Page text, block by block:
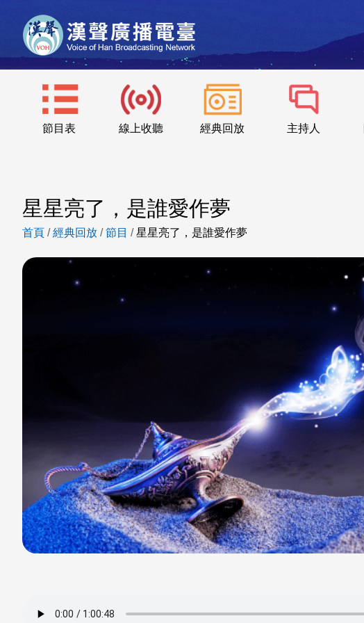
節目表 線上收聽 經典回放 主持人
星星亮了，是誰愛作夢
首頁 /經典回放 /節目 /星星亮了，是誰愛作夢